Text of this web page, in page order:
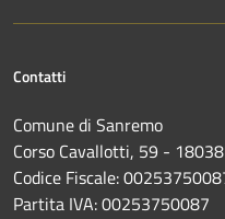
Contatti
Comune di Sanremo
Corso Cavallotti, 59 -
Codice Fiscale:
Partita IVA: 00253750087